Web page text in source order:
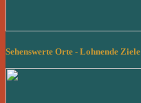
Sehenswerte Orte - Lohnende Ziele